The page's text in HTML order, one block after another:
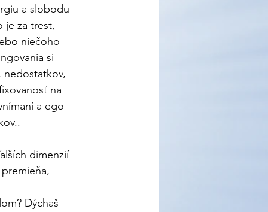
a slobodu
je za trest,
niečoho
si
nedostatkov,
na
a ego
dimenzií
Dýchaš